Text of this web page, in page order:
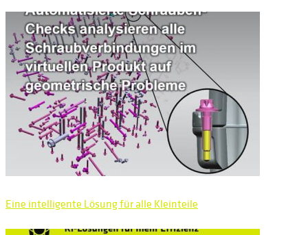
Eine intelligente Lösung für alle Kleinteile